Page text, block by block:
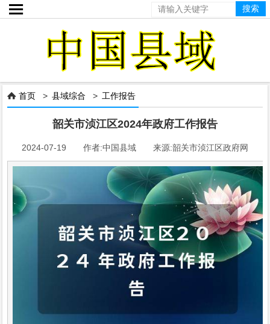

 首页 >县域综合 > 工作报告
韶关市浈江区2024年政府工作报告
2024-07-19 作者:中国县域 来源:韶关市浈江区政府网